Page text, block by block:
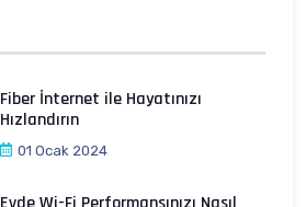
Fiber İnternet ile Hayatınızı
Hızlandırın
01 Ocak 2024